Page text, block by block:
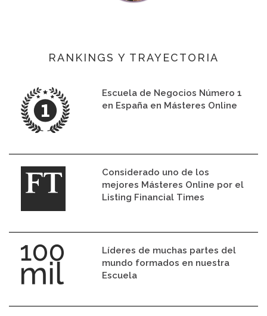
RANKINGS Y TRAYECTORIA
Escuela de Negocios Número 1
en España en Másteres Online
Considerado uno de los
mejores Másteres Online por el
Listing Financial Times
Líderes de muchas partes del
mundo formados en nuestra
Escuela